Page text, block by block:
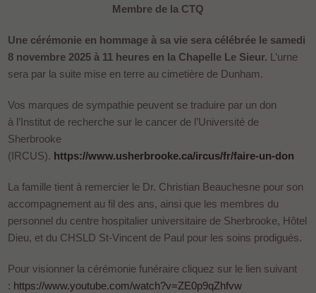
Membre de la CTQ
Une cérémonie en hommage à sa vie sera célébrée le samedi
8 novembre 2025 à 11 heures en la Chapelle Le Sieur. L’urne
sera par la suite mise en terre au cimetière de Dunham.
Vos marques de sympathie peuvent se traduire par un don
à l’Institut de recherche sur le cancer de l’Université de
Sherbrooke
(IRCUS). https://www.usherbrooke.ca/ircus/fr/faire-un-don
La famille tient à remercier le Dr. Christian Beauchesne pour son
accompagnement au fil des ans, ainsi que les membres du
personnel du centre hospitalier universitaire de Sherbrooke, Hôtel
Dieu, et du CHSLD St-Vincent de Paul pour les soins prodigués.
Pour visionner la cérémonie funéraire cliquez sur le lien suivant
: https://www.youtube.com/watch?v=ZE0p9qZhfvw